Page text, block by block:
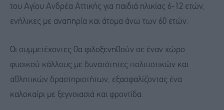
του Αγίου Ανδρέα Αττικής για παιδιά ηλικίας 6-12 ετών,
ενήλικες με αναπηρία και άτομα άνω των 60 ετών.
Οι συμμετέχοντες θα φιλοξενηθούν σε έναν χώρο
φυσικού κάλλους με δυνατότητες πολιτιστικών και
αθλητικών δραστηριοτήτων, εξασφαλίζοντας ένα
καλοκαίρι με ξεγνοιασιά και φροντίδα.